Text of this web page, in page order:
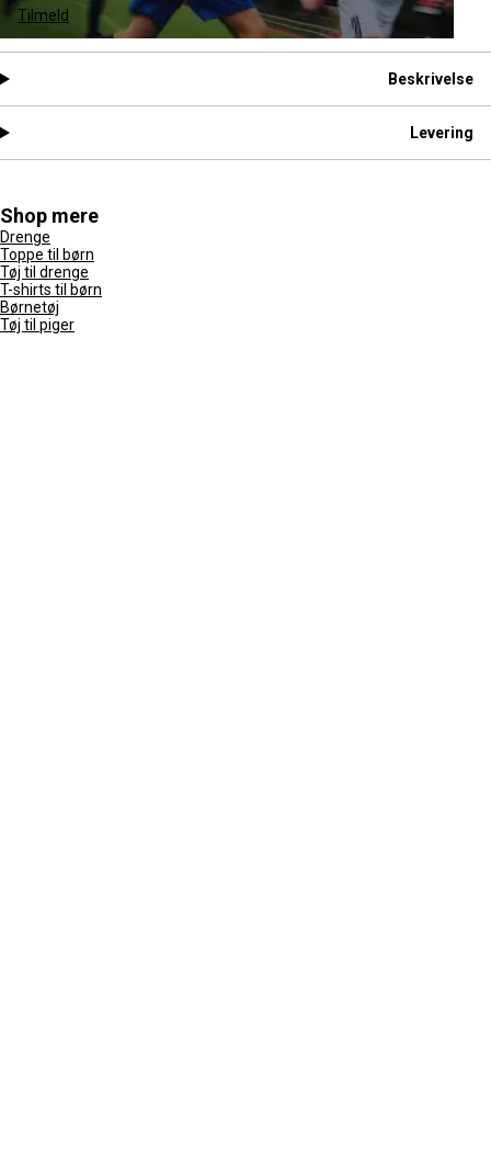
Tilmeld
Beskrivelse
Levering
Shop mere
Drenge
Toppe til børn
Tøj til drenge
T-shirts til børn
Børnetøj
Tøj til piger